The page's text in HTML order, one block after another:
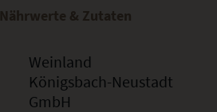
Nährwerte & Zutaten
Weinland
Königsbach-Neustadt
GmbH